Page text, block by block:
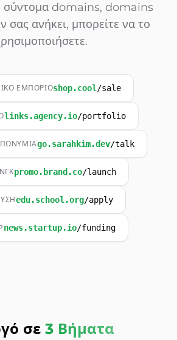
domains, domains
σας ανήκει, μπορείτε να το
ΕΜΠΌΡΙΟshop.cool /sale
links.agency.io/portfolio
go.sarahkim.dev/talk
promo.brand.co/launch
edu.school.org/apply
news.startup.io/funding
σε 3 Βήματα